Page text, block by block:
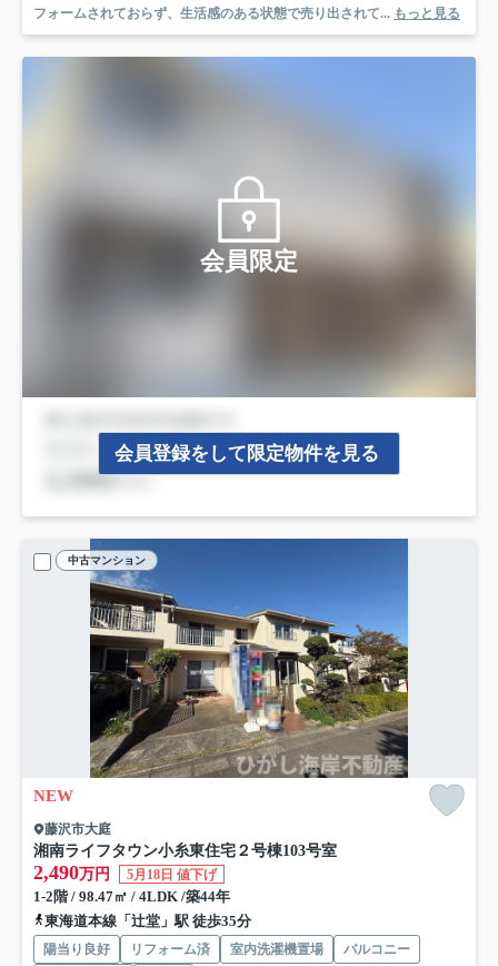
フォームされておらず、生活感のある状態で売り出されて... もっと見る
会員限定
会員登録をして限定物件を見る
中古マンション
NEW
藤沢市大庭
湘南ライフタウン小糸東住宅２号棟103号室
2,490万円 5月18日 値下げ
1-2階 / 98.47㎡ / 4LDK /築44年
東海道本線「辻堂」駅 徒歩35分
陽当り良好 リフォーム済 室内洗濯機置場
バルコニー